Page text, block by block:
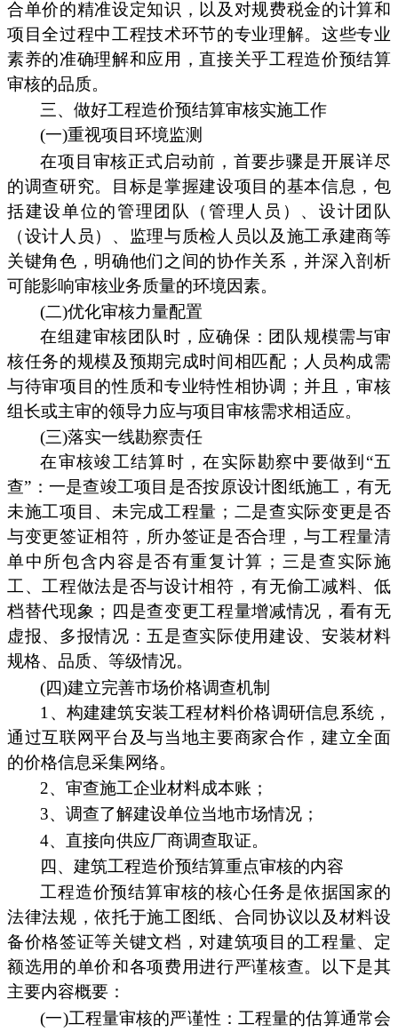
合单价的精准设定知识，以及对规费税金的计算和
项目全过程中工程技术环节的专业理解。这些专业
素养的准确理解和应用，直接关乎工程造价预结算
审核的品质。
三、做好工程造价预结算审核实施工作
(一)重视项目环境监测
在项目审核正式启动前，首要步骤是开展详尽
的调查研究。目标是掌握建设项目的基本信息，包
括建设单位的管理团队（管理人员）、设计团队
（设计人员）、监理与质检人员以及施工承建商等
关键角色，明确他们之间的协作关系，并深入剖析
可能影响审核业务质量的环境因素。
(二)优化审核力量配置
在组建审核团队时，应确保：团队规模需与审
核任务的规模及预期完成时间相匹配；人员构成需
与待审项目的性质和专业特性相协调；并且，审核
组长或主审的领导力应与项目审核需求相适应。
(三)落实一线勘察责任
在审核竣工结算时，在实际勘察中要做到“五
查”：一是查竣工项目是否按原设计图纸施工，有无
未施工项目、未完成工程量；二是查实际变更是否
与变更签证相符，所办签证是否合理，与工程量清
单中所包含内容是否有重复计算；三是查实际施
工、工程做法是否与设计相符，有无偷工减料、低
档替代现象；四是查变更工程量增减情况，看有无
虚报、多报情况：五是查实际使用建设、安装材料
规格、品质、等级情况。
(四)建立完善市场价格调查机制
1、构建建筑安装工程材料价格调研信息系统，
通过互联网平台及与当地主要商家合作，建立全面
的价格信息采集网络。
2、审查施工企业材料成本账；
3、调查了解建设单位当地市场情况；
4、直接向供应厂商调查取证。
四、建筑工程造价预结算重点审核的内容
工程造价预结算审核的核心任务是依据国家的
法律法规，依托于施工图纸、合同协议以及材料设
备价格签证等关键文档，对建筑项目的工程量、定
额选用的单价和各项费用进行严谨核查。以下是其
主要内容概要：
(一)工程量审核的严谨性：工程量的估算通常会